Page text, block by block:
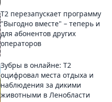
Т2 перезапускает программу
"Выгодно вместе" – теперь и
для абонентов других
операторов
Зубры в онлайне: Т2
оцифровал места отдыха и
наблюдения за дикими
животными в Ленобласти